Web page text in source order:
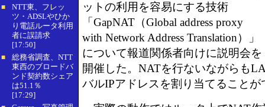
■
NTT東、フレッ
ツ・ADSLやひか
り電話ルータ利用
者に誤請求
[17:50]
■
総務省調査、NTT
東西のブロードバ
ンド契約数シェア
は51.1％
[17:29]
ットの利用を容易にする技術
「GapNAT（Global address proxy
with Network Address Translation）」
について報道関係者向けに説明会を
開催した。NATを行ないながらも
バルIPアドレスを割り当てることが